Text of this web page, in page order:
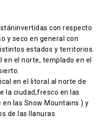
con respecto
y seco en general con
estados y territorios.
el norte, templado en el
en el litoral al norte de
la ciudad,fresco en las
las Snow Mountains ) y
de las llanuras.